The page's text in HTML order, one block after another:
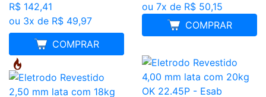
R$ 142,41
ou 3x de R$ 49,97
COMPRAR
MELHOR PREÇO
ou 7x de R$ 50,15
COMPRAR